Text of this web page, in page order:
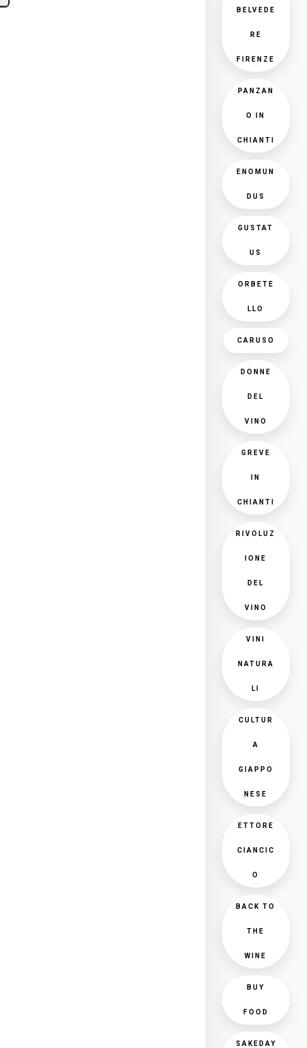
BELVEDE
RE
FIRENZE
PANZAN
O IN
CHIANTI
ENOMUN
DUS
GUSTAT
US
ORBETE
LLO
CARUSO
DONNE
DEL
VINO
GREVE
IN
CHIANTI
RIVOLUZ
IONE
DEL
VINO
VINI
NATURA
LI
CULTUR
A
GIAPPO
NESE
ETTORE
CIANCIC
O
BACK TO
THE
WINE
BUY
FOOD
SAKEDAY